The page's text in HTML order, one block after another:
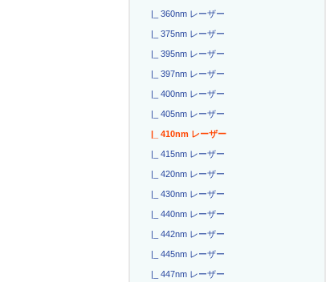
|_ 360nm レーザー
|_ 375nm レーザー
|_ 395nm レーザー
|_ 397nm レーザー
|_ 400nm レーザー
|_ 405nm レーザー
|_ 410nm レーザー
|_ 415nm レーザー
|_ 420nm レーザー
|_ 430nm レーザー
|_ 440nm レーザー
|_ 442nm レーザー
|_ 445nm レーザー
|_ 447nm レーザー